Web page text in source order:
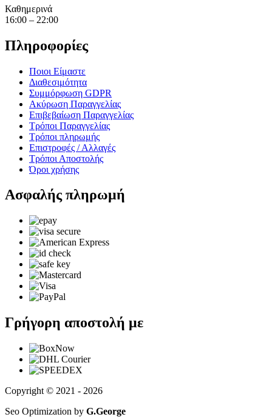
Καθημερινά
16:00 – 22:00
Πληροφορίες
Ποιοι Είμαστε
Διαθεσιμότητα
Συμμόρφωση GDPR
Ακύρωση Παραγγελίας
Επιβεβαίωση Παραγγελίας
Τρόποι Παραγγελίας
Τρόποι πληρωμής
Επιστροφές / Αλλαγές
Τρόποι Αποστολής
Όροι χρήσης
Ασφαλής πληρωμή
Γρήγορη αποστολή με
Copyright © 2021 - 2026
Seo Optimization by G.George